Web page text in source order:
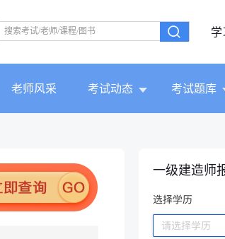
学
老师风采 考试动态 考试题库
一级建造师